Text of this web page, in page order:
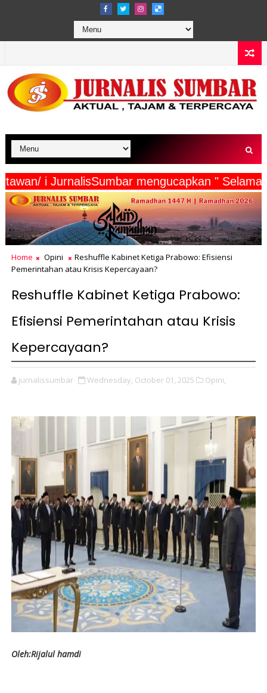
Wartawan/ i JurnalisSumbar mengucapkan "
Home Opini
Reshuffle Kabinet Ketiga Prabowo: Efisiensi
Pemerintahan atau Krisis Kepercayaan?
Reshuffle Kabinet Ketiga Prabowo:
Efisiensi Pemerintahan atau Krisis
Kepercayaan?
jurnalissumbar Wednesday, October 01, 2025 Opini,
Oleh:Rijalul hamdi